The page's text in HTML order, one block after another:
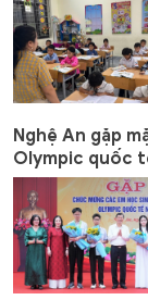
Nghệ An gặp
Olympic quốc